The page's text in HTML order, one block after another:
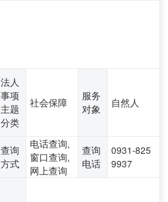
法人
事项
主题
分类
社会保障
服务
对象
自然人
查询
方式
电话查询,
窗口查询,
网上查询
查询
电话
0931-825
9937